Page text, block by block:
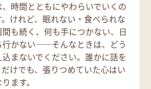
時間とともにやわらいでいくの
けれど、眠れない・食べられな
も続く、何も手につかない、日
行かない——そんなときは、どう
まないでください。誰かに話を
けでも、張りつめていた心はい
ます。